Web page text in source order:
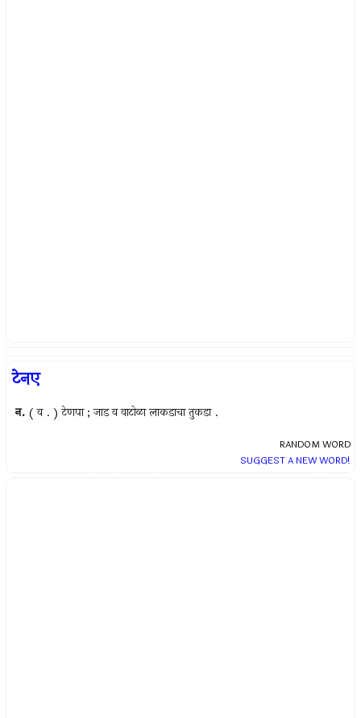
टेनए
न. ( व . ) टेणपा ; जाड व वाटोळा लाकडाचा तुकडा .
RANDOM WORD
SUGGEST A NEW WORD!